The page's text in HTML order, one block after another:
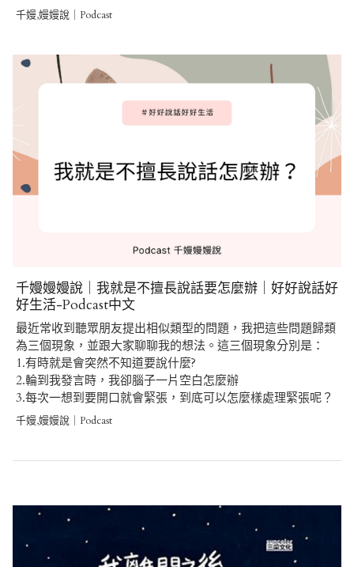
千嫚,嫚嫚說｜Podcast
千嫚嫚嫚說｜我就是不擅長說話要怎麼辦｜好好說話好
好生活-Podcast中文
最近常收到聽眾朋友提出相似類型的問題，我把這些問題歸類
為三個現象，並跟大家聊聊我的想法。這三個現象分別是：
1.有時就是會突然不知道要說什麼?
2.輪到我發言時，我卻腦子一片空白怎麼辦
3.每次一想到要開口就會緊張，到底可以怎麼樣處理緊張呢？
千嫚,嫚嫚說｜Podcast
navigation